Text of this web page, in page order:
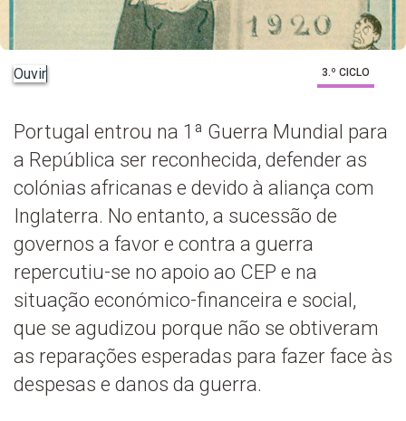
Ouvir 3.º CICLO
Portugal entrou na 1ª Guerra Mundial para
a República ser reconhecida, defender as
colónias africanas e devido à aliança com
Inglaterra. No entanto, a sucessão de
governos a favor e contra a guerra
repercutiu-se no apoio ao CEP e na
situação económico-financeira e social,
que se agudizou porque não se obtiveram
as reparações esperadas para fazer face às
despesas e danos da guerra.